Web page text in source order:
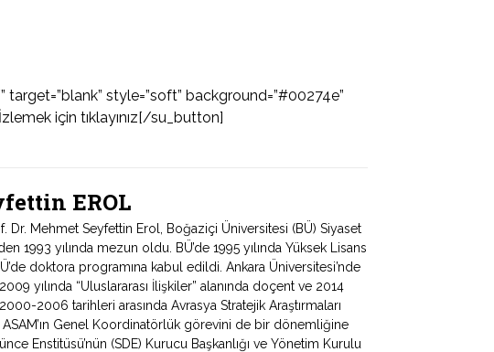
style=”soft” background=”#00274e”
için tıklayınız[/su_button]
EROL
Mehmet Seyfettin Erol, Boğaziçi Üniversitesi (BÜ) Siyaset
1993 yılında mezun oldu. BÜ’de 1995 yılında Yüksek Lisans
doktora programına kabul edildi. Ankara Üniversitesi’nde
yılında “Uluslararası İlişkiler” alanında doçent ve 2014
2006 tarihleri arasında Avrasya Stratejik Araştırmaları
Genel Koordinatörlük görevini de bir dönemliğine
Enstitüsü’nün (SDE) Kurucu Başkanlığı ve Yönetim Kurulu